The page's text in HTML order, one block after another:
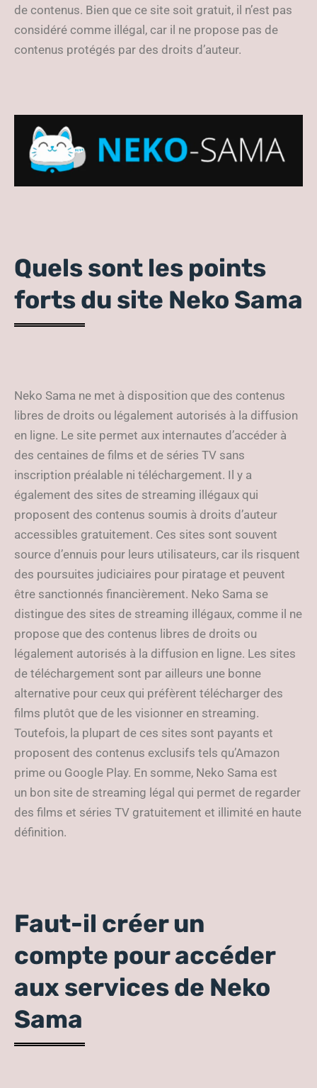
de contenus. Bien que ce site soit gratuit, il n’est pas
considéré comme illégal, car il ne propose pas de
contenus protégés par des droits d’auteur.
Quels sont les points
forts du site Neko Sama
Neko Sama ne met à disposition que des contenus
libres de droits ou légalement autorisés à la diffusion
en ligne. Le site permet aux internautes d’accéder à
des centaines de films et de séries TV sans
inscription préalable ni téléchargement. Il y a
également des sites de streaming illégaux qui
proposent des contenus soumis à droits d’auteur
accessibles gratuitement. Ces sites sont souvent
source d’ennuis pour leurs utilisateurs, car ils risquent
des poursuites judiciaires pour piratage et peuvent
être sanctionnés financièrement. Neko Sama se
distingue des sites de streaming illégaux, comme il ne
propose que des contenus libres de droits ou
légalement autorisés à la diffusion en ligne. Les sites
de téléchargement sont par ailleurs une bonne
alternative pour ceux qui préfèrent télécharger des
films plutôt que de les visionner en streaming.
Toutefois, la plupart de ces sites sont payants et
proposent des contenus exclusifs tels qu’Amazon
prime ou Google Play. En somme, Neko Sama est
un bon site de streaming légal qui permet de regarder
des films et séries TV gratuitement et illimité en haute
définition.
Faut-il créer un
compte pour accéder
aux services de Neko
Sama